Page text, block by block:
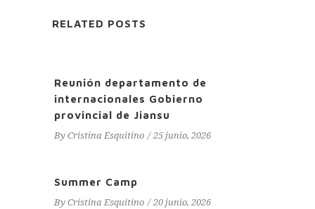
RELATED POSTS
Reunión departamento de
internacionales Gobierno
provincial de Jiansu
By Cristina Esquitino 25 junio, 2026
Summer Camp
By Cristina Esquitino 20 junio, 2026